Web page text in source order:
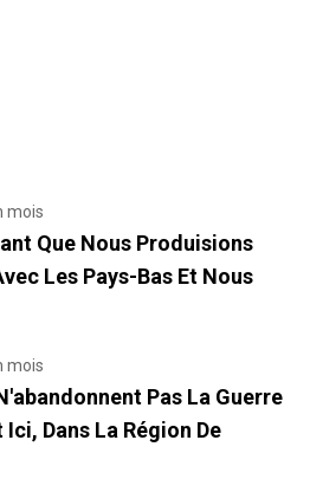
mois
Que Nous Produisions
Les Pays-Bas Et Nous
mois
Pas La Guerre
Dans La Région De